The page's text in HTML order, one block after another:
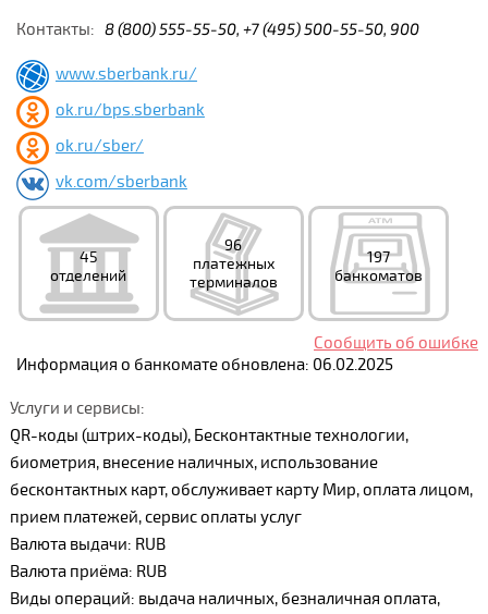
Контакты: 8 (800) 555-55-50, +7 (495) 500-55-50, 900
www.sberbank.ru/
ok.ru/bps.sberbank
ok.ru/sber/
vk.com/sberbank
45
отделений
96
платежных
терминалов
197
банкоматов
Сообщить об ошибке
Информация о банкомате обновлена: 06.02.2025
Услуги и сервисы:
QR-коды (штрих-коды), Бесконтактные технологии,
биометрия, внесение наличных, использование
бесконтактных карт, обслуживает карту Мир, оплата лицом,
прием платежей, сервис оплаты услуг
Валюта выдачи: RUB
Валюта приёма: RUB
Виды операций: выдача наличных, безналичная оплата,